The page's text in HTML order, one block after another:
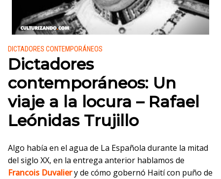
Publicado en:
DICTADORES CONTEMPORÁNEOS
Dictadores
contemporáneos: Un
viaje a la locura – Rafael
Leónidas Trujillo
Algo había en el agua de La Española durante la mitad
del siglo XX, en la entrega anterior hablamos de
Francois Duvaliery de cómo gobernó Haití con puño de